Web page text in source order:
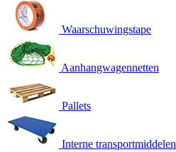
Waarschuwingstape
Aanhangwagennetten
Pallets
Interne transportmiddelen